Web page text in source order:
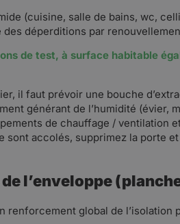
(cuisine, salle de bains, wc,
des déperditions par
de test, à surface habitable
il faut prévoir une bouche
générant de l’humidité
de chauffage / ventilation
sont accolés, supprimez la porte
l’enveloppe
renforcement global de l’isolation